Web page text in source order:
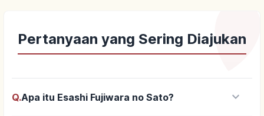
Pertanyaan yang Sering Diajukan
Q.Apa itu Esashi Fujiwara no Sato? keyboard_arrow_down